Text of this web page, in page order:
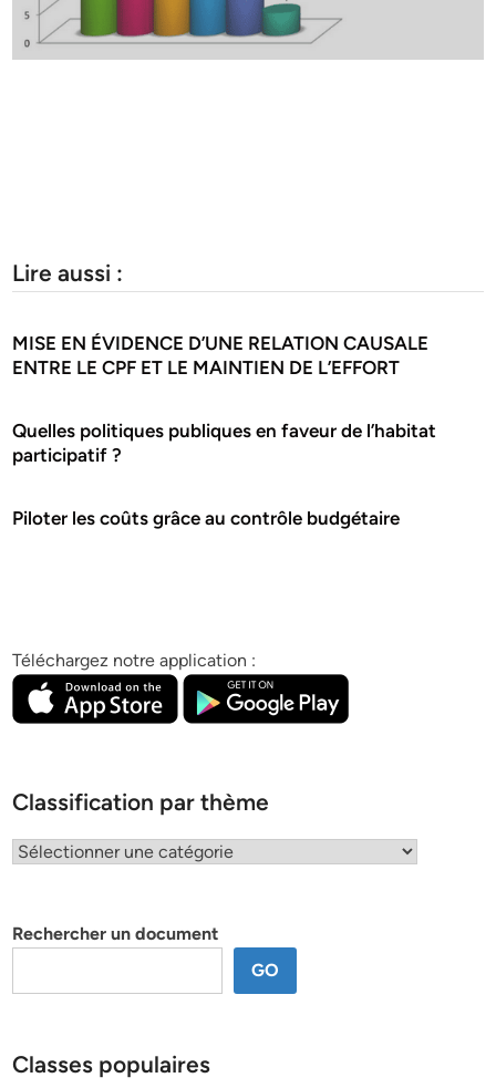
Lire aussi :
MISE EN ÉVIDENCE D’UNE RELATION CAUSALE
ENTRE LE CPF ET LE MAINTIEN DE L’EFFORT
Quelles politiques publiques en faveur de l’habitat
participatif ?
Piloter les coûts grâce au contrôle budgétaire
Téléchargez notre application :
Classification par thème
Classification
Rechercher un document
GO
Classes populaires